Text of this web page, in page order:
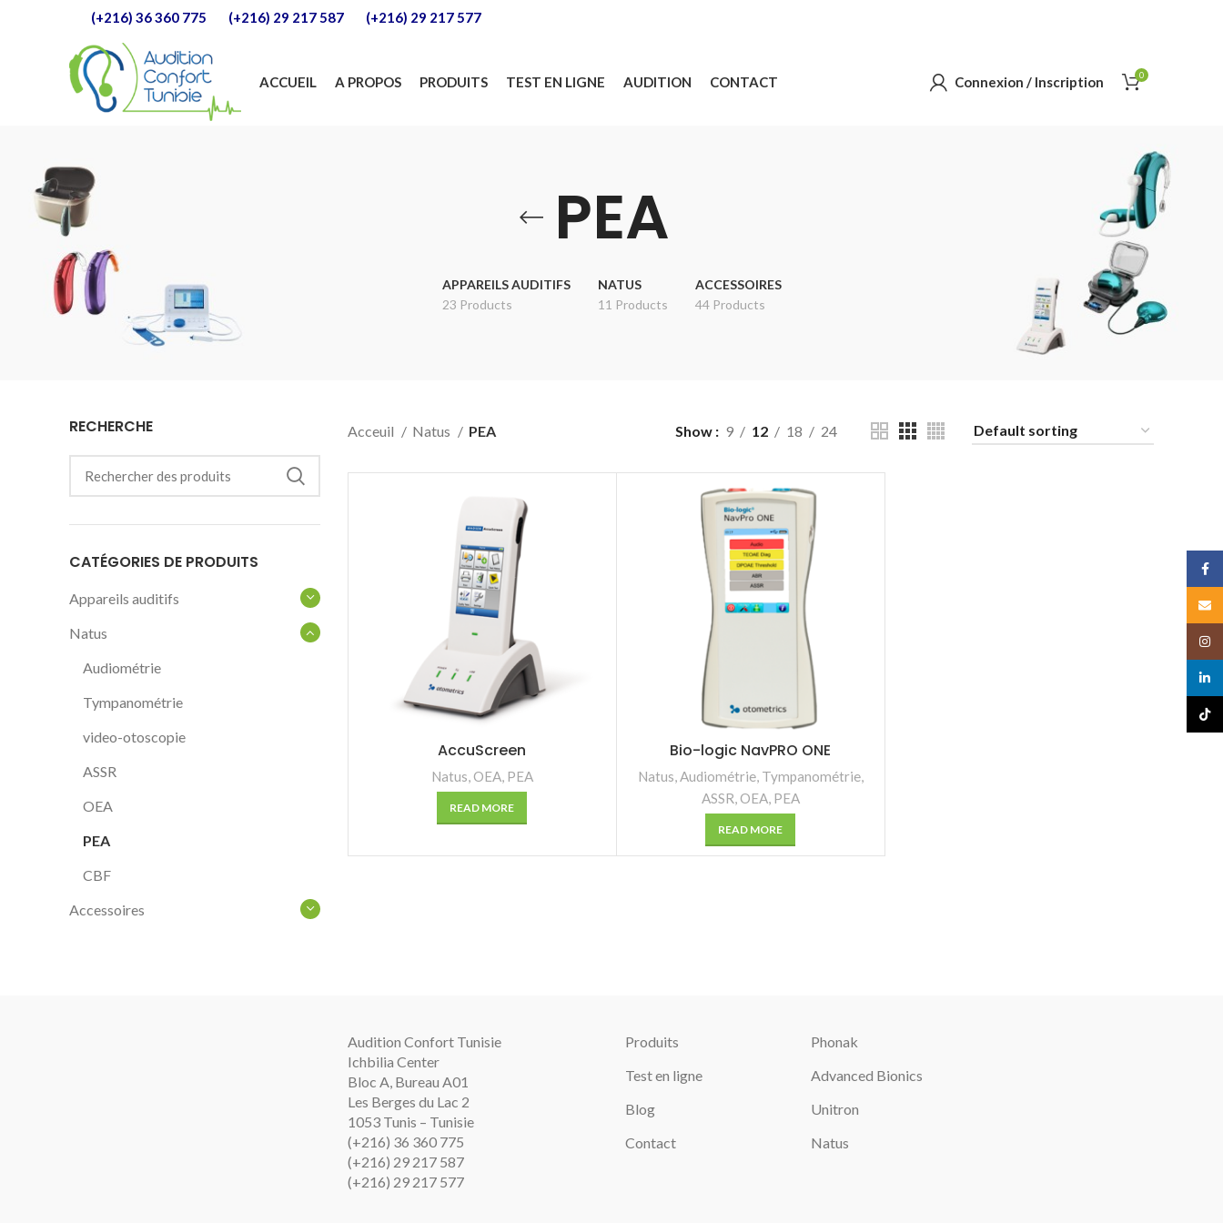
(+216) 36 360 775 (+216) 29 217 587 (+216) 29 217 577
ACCUEIL A PROPOS PRODUITS TEST EN LIGNE AUDITION CONTACT Connexion / Inscription 0
PEA
APPAREILS AUDITIFS
23 Products
NATUS
11 Products
ACCESSOIRES
44 Products
RECHERCHE
CATÉGORIES DE PRODUITS
Appareils auditifs
Natus
Audiométrie
Tympanométrie
video-otoscopie
ASSR
OEA
PEA
CBF
Accessoires
Acceuil Natus PEA Show 9 12 18 24
AccuScreen
Natus,OEA, PEA
READ MORE
Bio-logic NavPRO ONE
Natus,Audiométrie, Tympanométrie,
ASSR,OEA, PEA
READ MORE
Audition Confort Tunisie
Ichbilia Center
Bloc A, Bureau A01
Les Berges du Lac 2
1053 Tunis – Tunisie
(+216) 36 360 775
(+216) 29 217 587
(+216) 29 217 577
Produits
Test en ligne
Blog
Contact
Phonak
Advanced Bionics
Unitron
Natus
Email